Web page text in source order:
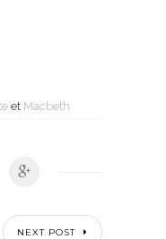
et Macbeth
NEXT POST